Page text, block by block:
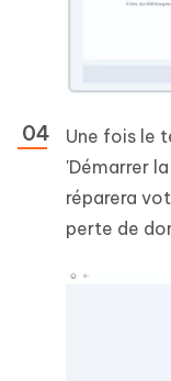
Une fois le
'Démarrer
réparera
perte de